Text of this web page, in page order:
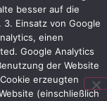
besser auf die
Einsatz von Google
einen
Google Analytics
der Website
erzeugten
(einschließlich